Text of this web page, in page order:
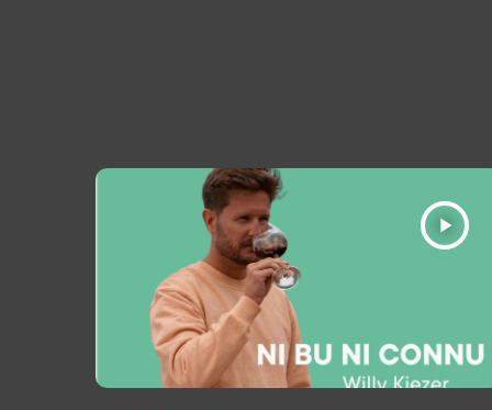
play_arrow